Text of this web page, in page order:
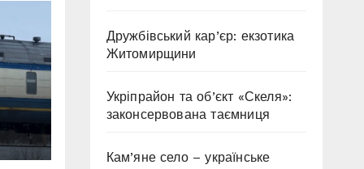
Дружбівський кар’єр: екзотика
Житомирщини
Укріпрайон та об’єкт «Скеля»:
законсервована таємниця
Кам’яне село – українське